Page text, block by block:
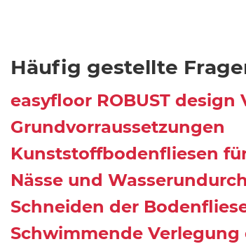
Häufig gestellte
easyfloor ROBUST design
Grundvorraussetzungen
Kunststoffbodenfliesen
Nässe und
Schneiden der
Schwimmende